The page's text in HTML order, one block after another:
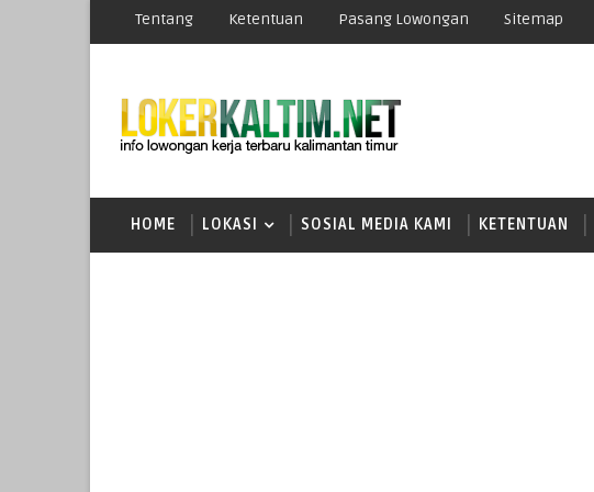
Tentang Ketentuan Pasang Lowongan Sitemap
HOME LOKASI SOSIAL MEDIA KAMI KETENTUAN